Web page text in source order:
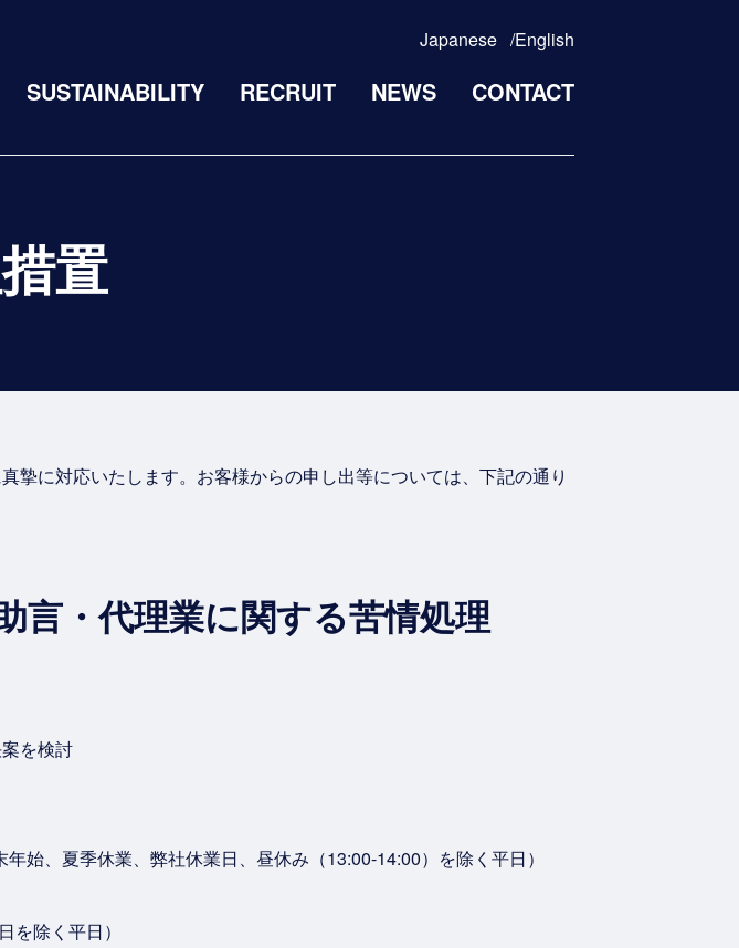
English
Japanese
SUSTAINABILITY RECRUIT NEWS CONTACT
置
摯に対応いたします。お客様からの申し出等については、下記の通り
言・代理業に関する苦情処理
を検討
、夏季休業、弊社休業日、昼休み（13:00-14:00）を除く平日）
除く平日）